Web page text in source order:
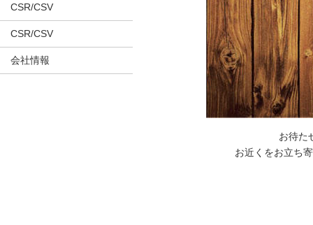
お待た
お近くをお立ち
CSR/CSV
CSR/CSV
会社情報